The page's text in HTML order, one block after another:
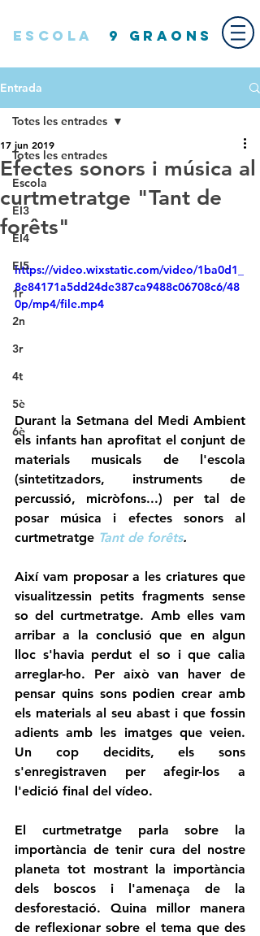
ESCOLA 9 GRAONS
Entrada
Totes les entrades
Escola
EI3
EI4
EI5
1r
2n
3r
4t
5è
6è
Totes les entrades
Efectes sonors i música al
curtmetratge "Tant de
forêts"
17 jun 2019
https://video.wixstatic.com/video/1ba0d1_
8e84171a5dd24de387ca9488c06708c6/48
0p/mp4/file.mp4
Durant la Setmana del Medi Ambient
els infants han aprofitat el conjunt de
materials musicals de l'escola
(sintetitzadors, instruments de
percussió, micròfons...) per tal de
posar música i efectes sonors al
curtmetratge Tant de forêts.
Així vam proposar a les criatures que
visualitzessin petits fragments sense
so del curtmetratge. Amb elles vam
arribar a la conclusió que en algun
lloc s'havia perdut el so i que calia
arreglar-ho. Per això van haver de
pensar quins sons podien crear amb
els materials al seu abast i que fossin
adients amb les imatges que veien.
Un cop decidits, els sons
s'enregistraven per afegir-los a
l'edició final del vídeo.
El curtmetratge parla sobre la
importància de tenir cura del nostre
planeta tot mostrant la importància
dels boscos i l'amenaça de la
desforestació. Quina millor manera
de reflexionar sobre el tema que des